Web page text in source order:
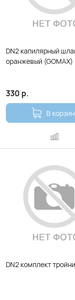
DN2 капилярный
оранжевый (GOMAX)
330 р.
В
DN2 комплект